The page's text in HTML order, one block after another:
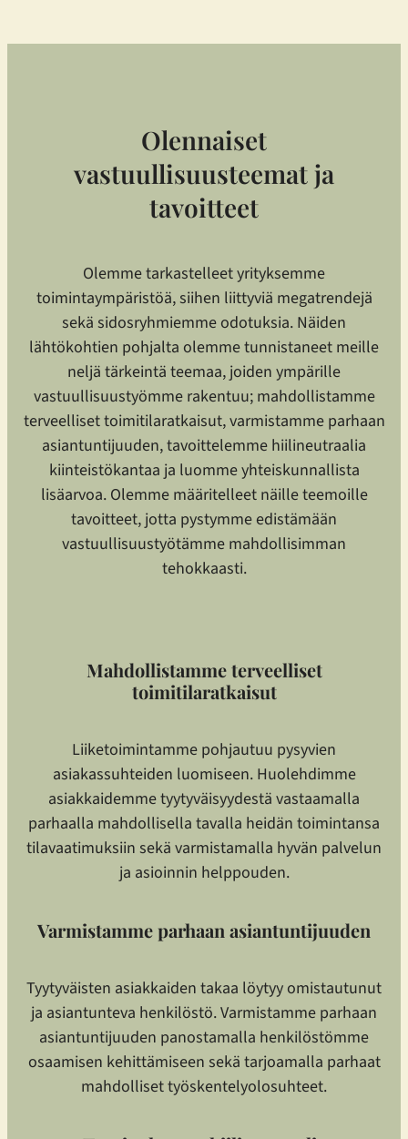
Olennaiset
vastuullisuusteemat ja
tavoitteet
Olemme tarkastelleet yrityksemme
toimintaympäristöä, siihen liittyviä megatrendejä
sekä sidosryhmiemme odotuksia. Näiden
lähtökohtien pohjalta olemme tunnistaneet meille
neljä tärkeintä teemaa, joiden ympärille
vastuullisuustyömme rakentuu; mahdollistamme
terveelliset toimitilaratkaisut, varmistamme parhaan
asiantuntijuuden, tavoittelemme hiilineutraalia
kiinteistökantaa ja luomme yhteiskunnallista
lisäarvoa. Olemme määritelleet näille teemoille
tavoitteet, jotta pystymme edistämään
vastuullisuustyötämme mahdollisimman
tehokkaasti.
Mahdollistamme terveelliset
toimitilaratkaisut
Liiketoimintamme pohjautuu pysyvien
asiakassuhteiden luomiseen. Huolehdimme
asiakkaidemme tyytyväisyydestä vastaamalla
parhaalla mahdollisella tavalla heidän toimintansa
tilavaatimuksiin sekä varmistamalla hyvän palvelun
ja asioinnin helppouden.
Varmistamme parhaan asiantuntijuuden
Tyytyväisten asiakkaiden takaa löytyy omistautunut
ja asiantunteva henkilöstö. Varmistamme parhaan
asiantuntijuuden panostamalla henkilöstömme
osaamisen kehittämiseen sekä tarjoamalla parhaat
mahdolliset työskentelyolosuhteet.